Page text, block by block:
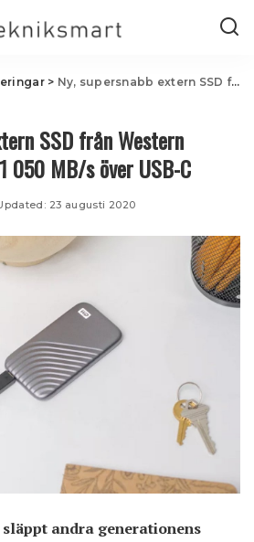
> Ny, supersnabb extern SSD från Western Digital – upp till 1 050 MB/s över USB-C
SSD från Western
MB/s över USB-C
23 augusti 2020
andra generationens